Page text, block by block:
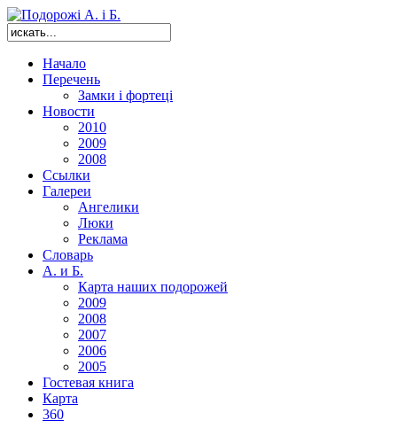
Начало
Перечень
Замки і фортеці
Новости
2010
2009
2008
Ссылки
Галереи
Ангелики
Люки
Реклама
Словарь
А. и Б.
Карта наших подорожей
2009
2008
2007
2006
2005
Гостевая книга
Карта
360